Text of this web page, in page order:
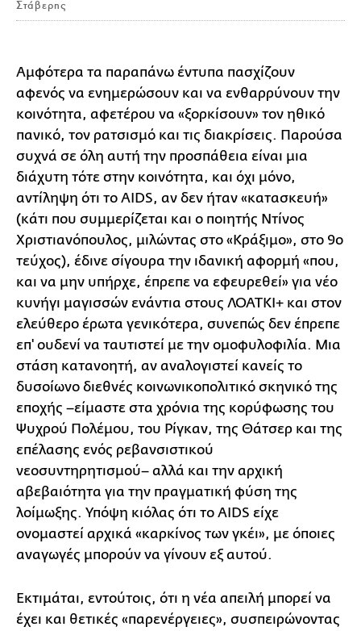
Στάβερης
Αμφότερα τα παραπάνω έντυπα πασχίζουν
αφενός να ενημερώσουν και να ενθαρρύνουν την
κοινότητα, αφετέρου να «ξορκίσουν» τον ηθικό
πανικό, τον ρατσισμό και τις διακρίσεις. Παρούσα
συχνά σε όλη αυτή την προσπάθεια είναι μια
διάχυτη τότε στην κοινότητα, και όχι μόνο,
αντίληψη ότι το AIDS, αν δεν ήταν «κατασκευή»
(κάτι που συμμερίζεται και ο ποιητής Ντίνος
Χριστιανόπουλος, μιλώντας στο «Κράξιμο», στο 9ο
τεύχος), έδινε σίγουρα την ιδανική αφορμή «που,
και να μην υπήρχε, έπρεπε να εφευρεθεί» για νέο
κυνήγι μαγισσών ενάντια στους ΛΟΑΤΚΙ+ και στον
ελεύθερο έρωτα γενικότερα, συνεπώς δεν έπρεπε
επ' ουδενί να ταυτιστεί με την ομοφυλοφιλία. Μια
στάση κατανοητή, αν αναλογιστεί κανείς το
δυσοίωνο διεθνές κοινωνικοπολιτικό σκηνικό της
εποχής –είμαστε στα χρόνια της κορύφωσης του
Ψυχρού Πολέμου, του Ρίγκαν, της Θάτσερ και της
επέλασης ενός ρεβανσιστικού
νεοσυντηρητισμού– αλλά και την αρχική
αβεβαιότητα για την πραγματική φύση της
λοίμωξης. Υπόψη κιόλας ότι το AIDS είχε
ονομαστεί αρχικά «καρκίνος των γκέι», με όποιες
αναγωγές μπορούν να γίνουν εξ αυτού.
Εκτιμάται, εντούτοις, ότι η νέα απειλή μπορεί να
έχει και θετικές «παρενέργειες», συσπειρώνοντας